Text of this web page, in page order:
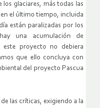
glaciares, más todas las
el último tiempo, incluida
están paralizadas por los
una acumulación de
este proyecto no debiera
que ello concluya con
del proyecto Pascua
las críticas, exigiendo a la